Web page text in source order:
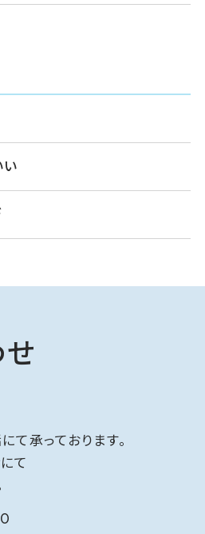
い
て承っております。
て